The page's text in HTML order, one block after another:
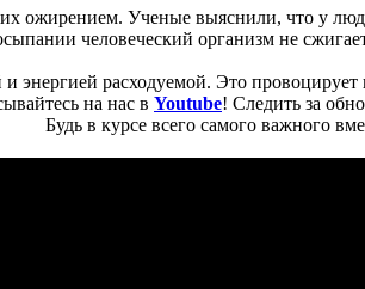
ожирением. Ученые выяснили, что у
человеческий организм не
расходуемой. Это
на нас в Youtube! Следить за
Будь в курсе всего самого важного